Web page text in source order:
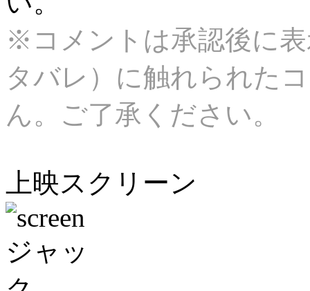
※コメントは承認後に
タバレ）に触れられた
ん。ご了承ください。
上映スクリーン